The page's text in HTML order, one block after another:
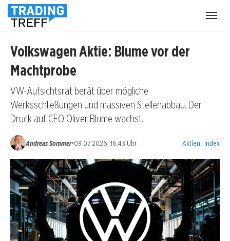
Volkswagen Aktie: Blume vor der
Machtprobe
VW-Aufsichtsrat berät über mögliche
Werksschließungen und massiven Stellenabbau. Der
Druck auf CEO Oliver Blume wächst.
Andreas Sommer•09.07.2026, 16:43 Uhr Kategorien:
Aktien Index